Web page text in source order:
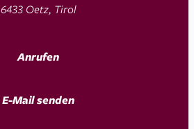
6433 Oetz, Tirol
Anrufen
E-Mail senden